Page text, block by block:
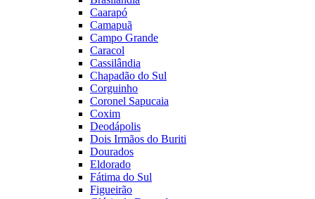
Caarapó
Camapuã
Campo Grande
Caracol
Cassilândia
Chapadão do Sul
Corguinho
Coronel Sapucaia
Coxim
Deodápolis
Dois Irmãos do Buriti
Dourados
Eldorado
Fátima do Sul
Figueirão